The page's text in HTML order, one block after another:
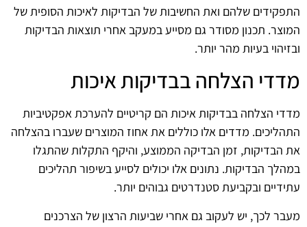
התפקידים שלהם ואת החשיבות של הבדיקות לאיכות הסופית של
המוצר. תכנון מסודר גם מסייע במעקב אחרי תוצאות הבדיקות
ובזיהוי בעיות מהר יותר.
מדדי הצלחה בבדיקות איכות
מדדי הצלחה בבדיקות איכות הם קריטיים להערכת אפקטיביות
התהליכים. מדדים אלו כוללים את אחוז המוצרים שעברו בהצלחה
את הבדיקות, זמן הבדיקה הממוצע, והיקף התקלות שהתגלו
במהלך הבדיקות. נתונים אלו יכולים לסייע בשיפור תהליכים
עתידיים ובקביעת סטנדרטים גבוהים יותר.
מעבר לכך, יש לעקוב גם אחרי שביעות הרצון של הצרכנים